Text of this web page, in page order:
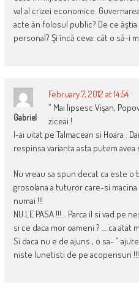
val al crizei economice.
acte ăn folosul public? De ce
personal? Şi încă ceva: cât o să-i
Gabriel
February 7, 2012 at 14:54
” Mai lipsesc Vişan,
ziceai !
I-ai uitat pe Talmacean si Hoara .
respinsa varianta asta putem avea
Nu vreau sa spun decat ca este o
grosolana a tuturor care-si macina
numai !!!
NU LE PASA !!!… Parca il si vad pe
si ce daca mor oameni ? … ca atat
Si daca nu e de ajuns , o sa- ”
niste lunetisti de pe acoperisuri !!!